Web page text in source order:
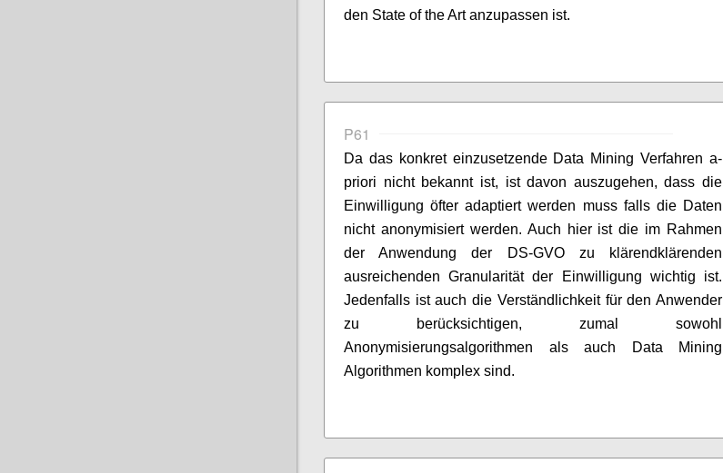
den State of the Art anzupassen ist.
P61
Da das konkret einzusetzende Data Mining Verfahren a-
priori nicht bekannt ist, ist davon auszugehen, dass die
Einwilligung öfter adaptiert werden muss falls die Daten
nicht anonymisiert werden. Auch hier ist die im Rahmen
der Anwendung der DS-GVO zu klärendklärenden
ausreichenden Granularität der Einwilligung wichtig ist.
Jedenfalls ist auch die Verständlichkeit für den Anwender
zu berücksichtigen, zumal sowohl
Anonymisierungsalgorithmen als auch Data Mining
Algorithmen komplex sind.